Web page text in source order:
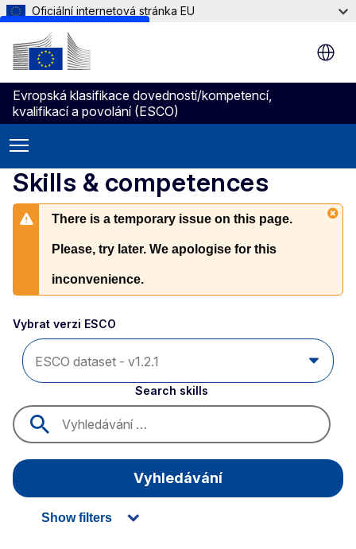
Skip to main content
Oficiální internetová stránka EU
Evropská klasifikace dovedností/kompetencí,
kvalifikací a povolání (ESCO)
Skills & competences
There is a temporary issue on this page.
Please, try later. We apologise for this
inconvenience.
Vybrat verzi ESCO
Search skills
Vyhledávání
Show filters